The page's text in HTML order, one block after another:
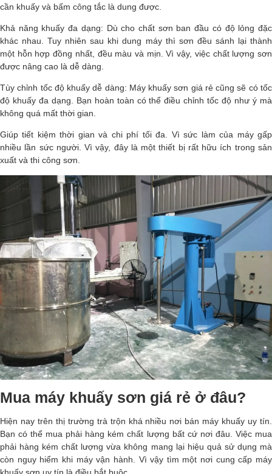
cần khuấy và bấm công tắc là dung được.
Khả năng khuấy đa dạng: Dù cho chất sơn ban đầu có độ lỏng đặc
khác nhau. Tuy nhiên sau khi dung máy thì sơn đều sánh lại thành
một hỗn hợp đồng nhất, đều màu và mịn. Vì vậy, việc chất lượng sơn
được nâng cao là dễ dàng.
Tùy chỉnh tốc độ khuấy dễ dàng: Máy khuấy sơn giá rẻ cũng sẽ có tốc
độ khuấy đa dạng. Bạn hoàn toàn có thể điều chỉnh tốc độ như ý mà
không quá mất thời gian.
Giúp tiết kiệm thời gian và chi phí tối đa. Vì sức làm của máy gấp
nhiều lần sức người. Vì vậy, đây là một thiết bị rất hữu ích trong sản
xuất và thi công sơn.
Mua máy khuấy sơn giá rẻ ở đâu?
Hiện nay trên thị trường trà trộn khá nhiều nơi bán máy khuấy uy tín.
Bạn có thể mua phải hàng kém chất lượng bất cứ nơi đâu. Việc mua
phải hàng kém chất lượng vừa không mang lại hiệu quả sử dụng mà
còn nguy hiểm khi máy vận hành. Vì vậy tìm một nơi cung cấp máy